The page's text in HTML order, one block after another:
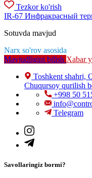
Tezkor ko'rish
IR-67 Инфракрасный
Sotuvda mavjud
Narx so'rov asosida
Mavjudligini bilish Xabar
Toshkent shahri,
Chuqursoy qurilish
+998 50
Telegram
Savollaringiz bormi?